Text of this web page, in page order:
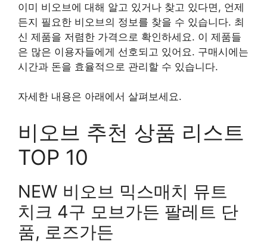
이미 비오브에 대해 알고 있거나 찾고 있다면, 언제
든지 필요한 비오브의 정보를 찾을 수 있습니다. 최
신 제품을 저렴한 가격으로 확인하세요. 이 제품들
은 많은 이용자들에게 선호되고 있어요. 구매시에는
시간과 돈을 효율적으로 관리할 수 있습니다.
자세한 내용은 아래에서 살펴보세요.
비오브 추천 상품 리스트
TOP 10
NEW 비오브 믹스매치 뮤트
치크 4구 모브가든 팔레트 단
품, 로즈가든